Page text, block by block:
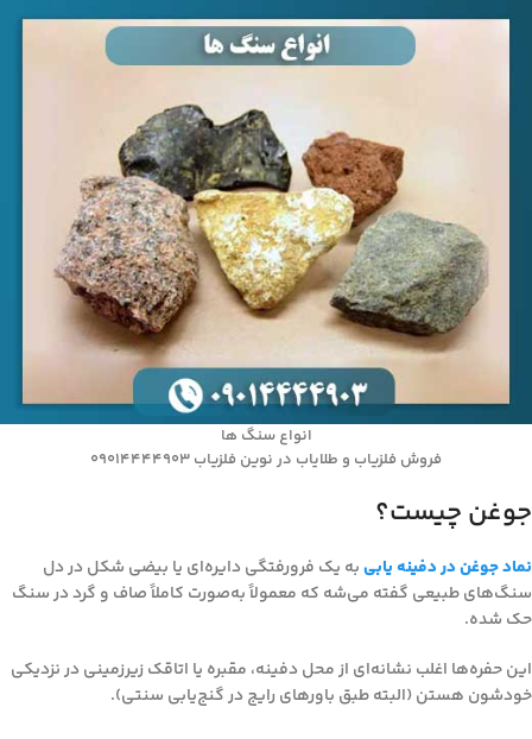
انواع سنگ ها
فروش فلزیاب و طلایاب در نوین فلزیاب 09014444903
جوغن چیست؟
نماد جوغن در دفینه یابیبه یک فرورفتگی دایره‌ای یا بیضی شکل در دل
سنگ‌های طبیعی گفته می‌شه که معمولاً به‌صورت کاملاً صاف و گرد در سنگ
حک شده.
این حفره‌ها اغلب نشانه‌ای از محل دفینه، مقبره یا اتاقک زیرزمینی در نزدیکی
خودشون هستن (البته طبق باورهای رایج در گنج‌یابی سنتی).